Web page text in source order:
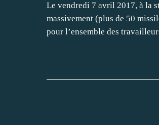
Le vendredi 7 avril 2017, à la
massivement (plus de 50
pour l’ensemble des